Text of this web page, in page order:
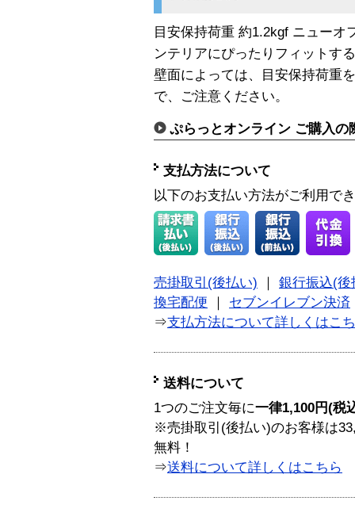
目安保持荷重 約1.2kgf ニューオ
ンテリアにぴったりフィットす
壁面によっては、目安保持荷重
で、ご注意ください。
ぷらっとオンライン ご購入の
支払方法について
以下のお支払い方法がご利用で
売掛取引(後払い)
銀行振込(後
換宅配便
セブンイレブン決済
⇒支払方法について詳しくはこ
送料について
1つのご注文毎に一律1,100円(税
※売掛取引(後払い)のお客様は
無料！
⇒送料について詳しくはこちら